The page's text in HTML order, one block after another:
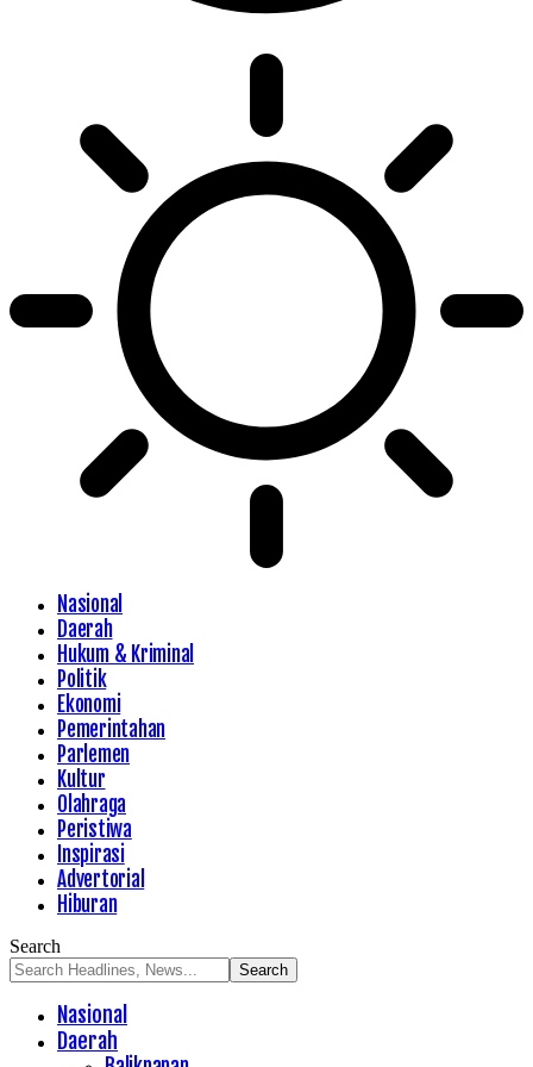
Nasional
Daerah
Hukum & Kriminal
Politik
Ekonomi
Pemerintahan
Parlemen
Kultur
Olahraga
Peristiwa
Inspirasi
Advertorial
Hiburan
Search
Nasional
Daerah